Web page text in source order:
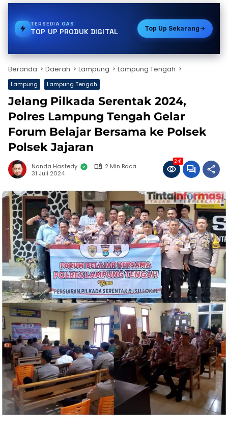
TERSEDIATOKEN PLN
TOP UP PRODUK DIGITAL Top Up Sekarang
Beranda Daerah Lampung Lampung Tengah
Lampung Lampung Tengah
Jelang Pilkada Serentak 2024,
Polres Lampung Tengah Gelar
Forum Belajar Bersama ke Polsek
Polsek Jajaran
Nanda Hastedy
2 Min Baca
31 Juli 2024
241